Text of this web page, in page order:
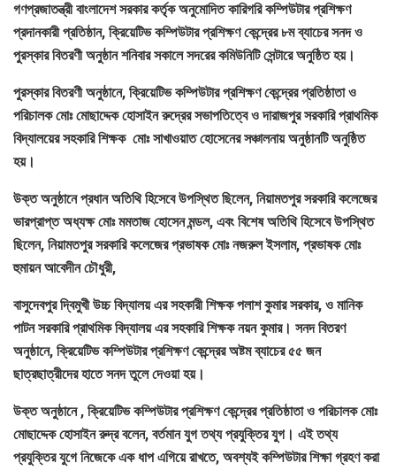
গণপ্রজাতন্ত্রী বাংলাদেশ সরকার কর্তৃক অনুমোদিত কারিগরি কম্পিউটার প্রশিক্ষণ
প্রদানকারী প্রতিষ্ঠান, ক্রিয়েটিভ কম্পিউটার প্রশিক্ষণ কেন্দ্রের ৮ম ব্যাচের সনদ ও
পুরস্কার বিতরণী অনুষ্ঠান শনিবার সকালে সদরের কমিউনিটি সেন্টারে অনুষ্ঠিত হয়।
পুরস্কার বিতরণী অনুষ্ঠানে, ক্রিয়েটিভ কম্পিউটার প্রশিক্ষণ কেন্দ্রের প্রতিষ্ঠাতা ও
পরিচালক মোঃ মোছাদ্দেক হোসাইন রুদ্রের সভাপতিত্বে ও দারাজপুর সরকারি প্রাথমিক
বিদ্যালয়ের সহকারি শিক্ষক মোঃ সাখাওয়াত হোসেনের সঞ্চালনায় অনুষ্ঠানটি অনুষ্ঠিত
হয়।
উক্ত অনুষ্ঠানে প্রধান অতিথি হিসেবে উপস্থিত ছিলেন, নিয়ামতপুর সরকারি কলেজের
ভারপ্রাপ্ত অধ্যক্ষ মোঃ মমতাজ হোসেন মন্ডল, এবং বিশেষ অতিথি হিসেবে উপস্থিত
ছিলেন, নিয়ামতপুর সরকারি কলেজের প্রভাষক মোঃ নজরুল ইসলাম, প্রভাষক মোঃ
হুমায়ন আবেদীন চৌধুরী,
বাসুদেবপুর দ্বিমুখী উচ্চ বিদ্যালয় এর সহকারী শিক্ষক পলাশ কুমার সরকার, ও মানিক
পাটন সরকারি প্রাথমিক বিদ্যালয় এর সহকারি শিক্ষক নয়ন কুমার। সনদ বিতরণ
অনুষ্ঠানে, ক্রিয়েটিভ কম্পিউটার প্রশিক্ষণ কেন্দ্রের অষ্টম ব্যাচের ৫৫ জন
ছাত্রছাত্রীদের হাতে সনদ তুলে দেওয়া হয়।
উক্ত অনুষ্ঠানে , ক্রিয়েটিভ কম্পিউটার প্রশিক্ষণ কেন্দ্রের প্রতিষ্ঠাতা ও পরিচালক মোঃ
মোছাদ্দেক হোসাইন রুদ্র বলেন, বর্তমান যুগ তথ্য প্রযুক্তির যুগ। এই তথ্য
প্রযুক্তির যুগে নিজেকে এক ধাপ এগিয়ে রাখতে, অবশ্যই কম্পিউটার শিক্ষা গ্রহণ করা